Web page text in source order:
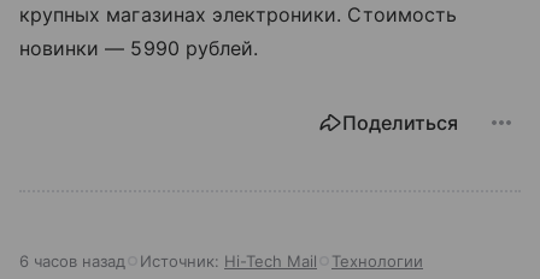
крупных магазинах электроники. Стоимость
новинки — 5990 рублей.
Поделиться
6 часов назад Источник: Hi-Tech Mail Технологии